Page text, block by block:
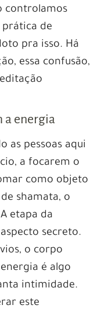
controlamos
de
pra isso. Há
essa confusão,
a energia
as pessoas aqui
a focarem o
como objeto
shamata, o
etapa da
secreto.
o corpo
é algo
intimidade.
este